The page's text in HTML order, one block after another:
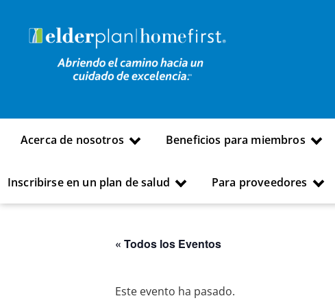
Acerca de nosotros Beneficios para miembros
Inscribirse en un plan de salud Para proveedores
« Todos los Eventos
Este evento ha pasado.